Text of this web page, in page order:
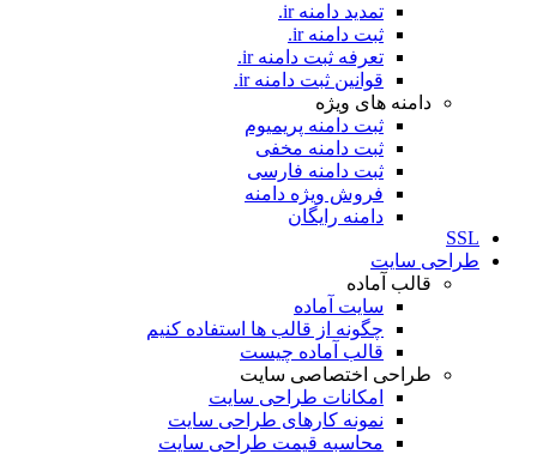
تمدید دامنه ir.
ثبت دامنه ir.
تعرفه ثبت دامنه ir.
قوانین ثبت دامنه ir.
دامنه های ویژه
ثبت دامنه پریمیوم
ثبت دامنه مخفی
ثبت دامنه فارسی
فروش ویژه دامنه
دامنه رایگان
SSL
طراحی سايت
قالب آماده
سایت آماده
چگونه از قالب ها استفاده کنیم
قالب آماده چیست
طراحی اختصاصی سایت
امکانات طراحی سایت
نمونه کارهای طراحی سایت
محاسبه قیمت طراحی سایت